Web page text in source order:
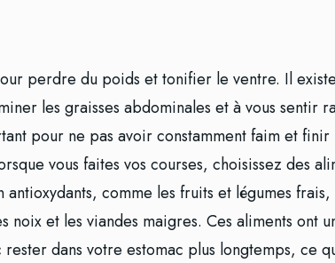
perdre du poids et tonifier le ventre. Il
les graisses abdominales et à vous sentir
pour ne pas avoir constamment faim et
vous faites vos courses, choisissez des
comme les fruits et légumes
noix et les viandes maigres. Ces aliments ont
dans votre estomac plus longtemps, ce